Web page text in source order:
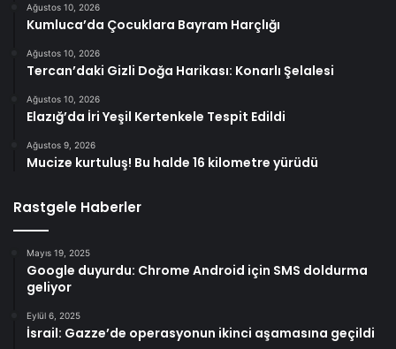
Ağustos 10, 2026
Kumluca’da Çocuklara Bayram Harçlığı
Ağustos 10, 2026
Tercan’daki Gizli Doğa Harikası: Konarlı Şelalesi
Ağustos 10, 2026
Elazığ’da İri Yeşil Kertenkele Tespit Edildi
Ağustos 9, 2026
Mucize kurtuluş! Bu halde 16 kilometre yürüdü
Rastgele Haberler
Mayıs 19, 2025
Google duyurdu: Chrome Android için SMS doldurma
geliyor
Eylül 6, 2025
İsrail: Gazze’de operasyonun ikinci aşamasına geçildi